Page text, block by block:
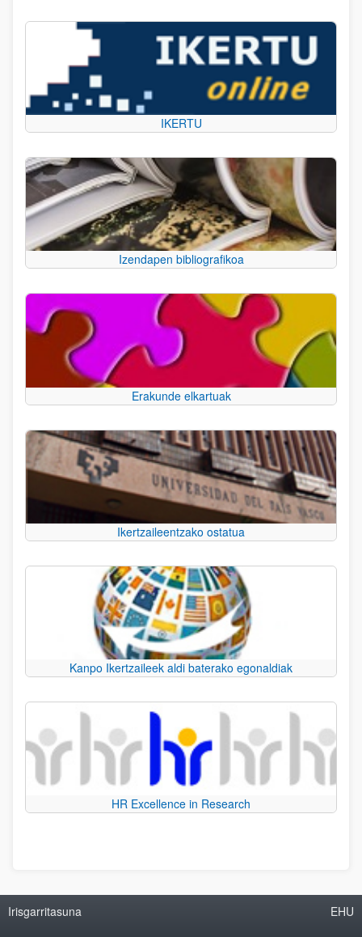
IKERTU
Izendapen bibliografikoa
Erakunde elkartuak
Ikertzaileentzako ostatua
Kanpo Ikertzaileek aldi baterako egonaldiak
HR Excellence in Research
Irisgarritasuna EHU